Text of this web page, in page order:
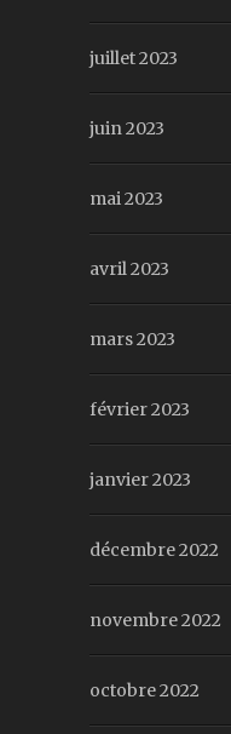
juillet 2023
juin 2023
mai 2023
avril 2023
mars 2023
février 2023
janvier 2023
décembre 2022
novembre 2022
octobre 2022